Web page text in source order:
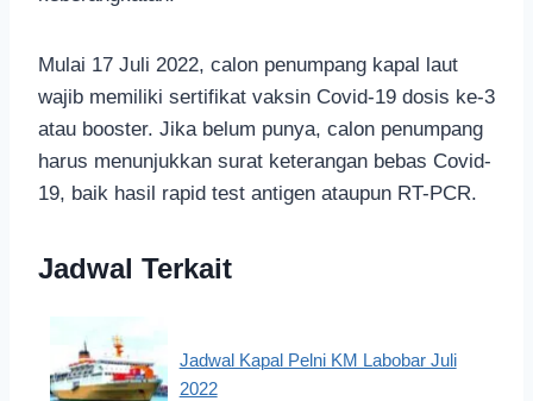
Mulai 17 Juli 2022, calon penumpang kapal laut
wajib memiliki sertifikat vaksin Covid-19 dosis ke-3
atau booster. Jika belum punya, calon penumpang
harus menunjukkan surat keterangan bebas Covid-
19, baik hasil rapid test antigen ataupun RT-PCR.
Jadwal Terkait
Jadwal Kapal Pelni KM Labobar Juli
2022